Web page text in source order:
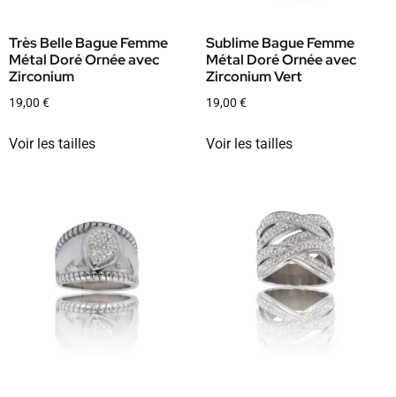
Très Belle Bague Femme
Métal Doré Ornée avec
Zirconium
19,00 €
Voir les tailles
Sublime Bague Femme
Métal Doré Ornée avec
Zirconium Vert
19,00 €
Voir les tailles